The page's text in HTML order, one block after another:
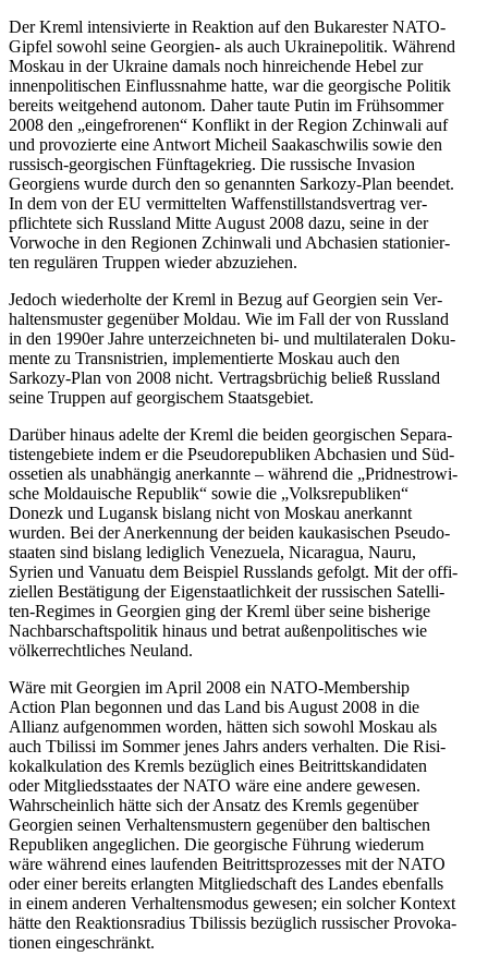
Der Kreml inten­si­vierte in Reak­tion auf den Buka­res­ter NATO-
Gipfel sowohl seine Geor­gien- als auch Ukraine­po­li­tik. Während
Moskau in der Ukraine damals noch hin­rei­chende Hebel zur
innen­po­li­ti­schen Ein­fluss­nahme hatte, war die geor­gi­sche Politik
bereits weit­ge­hend autonom. Daher taute Putin im Früh­som­mer
2008 den „ein­ge­fro­re­nen“ Kon­flikt in der Region Zchin­wali auf
und pro­vo­zierte eine Antwort Micheil Saa­ka­schwi­lis sowie den
rus­sisch-geor­gi­schen Fünf­ta­ge­krieg. Die rus­si­sche Inva­sion
Geor­gi­ens wurde durch den so genann­ten Sarkozy-Plan beendet.
In dem von der EU ver­mit­tel­ten Waf­fen­still­stands­ver­trag ver­
pflich­tete sich Russ­land Mitte August 2008 dazu, seine in der
Vor­wo­che in den Regio­nen Zchin­wali und Abcha­sien sta­tio­nier­
ten regu­lä­ren Truppen wieder abzuziehen.
Jedoch wie­der­holte der Kreml in Bezug auf Geor­gien sein Ver­
hal­tens­mus­ter gegen­über Moldau. Wie im Fall der von Russ­land
in den 1990er Jahre unter­zeich­ne­ten bi- und mul­ti­la­te­ra­len Doku­
mente zu Trans­nis­trien, imple­men­tierte Moskau auch den
Sarkozy-Plan von 2008 nicht. Ver­trags­brü­chig beließ Russ­land
seine Truppen auf geor­gi­schem Staatsgebiet.
Darüber hinaus adelte der Kreml die beiden geor­gi­schen Sepa­ra­
tis­ten­ge­biete indem er die Pseu­do­re­pu­bli­ken Abcha­sien und Süd­
os­se­tien als unab­hän­gig aner­kannte – während die „Prid­nes­tro­wi­
sche Mol­daui­sche Repu­blik“ sowie die „Volks­re­pu­bli­ken“
Donezk und Lugansk bislang nicht von Moskau aner­kannt
wurden. Bei der Aner­ken­nung der beiden kau­ka­si­schen Pseu­do­
staa­ten sind bislang ledig­lich Vene­zuela, Nica­ra­gua, Nauru,
Syrien und Vanuatu dem Bei­spiel Russ­lands gefolgt. Mit der offi­
zi­el­len Bestä­ti­gung der Eigen­staat­lich­keit der rus­si­schen Satel­li­
ten-Regimes in Geor­gien ging der Kreml über seine bis­he­rige
Nach­bar­schafts­po­li­tik hinaus und betrat außen­po­li­ti­sches wie
völ­ker­recht­li­ches Neuland.
Wäre mit Geor­gien im April 2008 ein NATO-Mem­ber­ship
Action Plan begon­nen und das Land bis August 2008 in die
Allianz auf­ge­nom­men worden, hätten sich sowohl Moskau als
auch Tbi­lissi im Sommer jenes Jahrs anders ver­hal­ten. Die Risi­
ko­kal­ku­la­tion des Kremls bezüg­lich eines Bei­tritts­kan­di­da­ten
oder Mit­glieds­staa­tes der NATO wäre eine andere gewesen.
Wahr­schein­lich hätte sich der Ansatz des Kremls gegen­über
Geor­gien seinen Ver­hal­tens­mus­tern gegen­über den bal­ti­schen
Repu­bli­ken ange­gli­chen. Die geor­gi­sche Führung wie­derum
wäre während eines lau­fen­den Bei­tritts­pro­zes­ses mit der NATO
oder einer bereits erlang­ten Mit­glied­schaft des Landes eben­falls
in einem anderen Ver­hal­tens­mo­dus gewesen; ein solcher Kontext
hätte den Reak­ti­ons­ra­dius Tbi­lis­sis bezüg­lich rus­si­scher Pro­vo­ka­
tio­nen eingeschränkt.